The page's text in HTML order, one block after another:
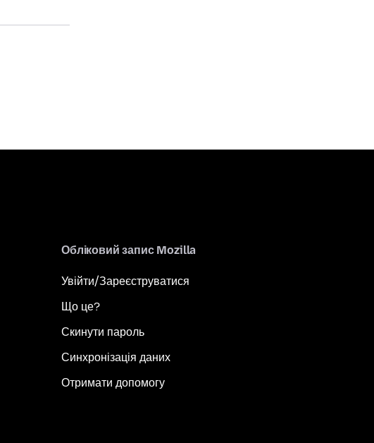
Обліковий запис Mozilla
Увійти/Зареєструватися
Що це?
Скинути пароль
Синхронізація даних
Отримати допомогу